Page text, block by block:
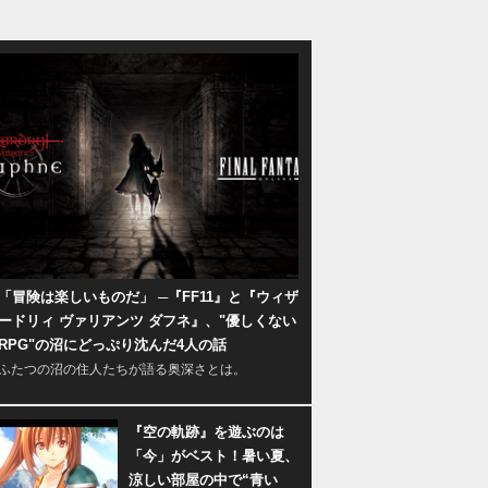
冒険は楽しいものだ」 ─『FF11』と『ウィザ
ドリィ ヴァリアンツ ダフネ』、"優しくない
の沼にどっぷり沈んだ4人の話
たつの沼の住人たちが語る奥深さとは。
『空の軌跡』を遊ぶのは
「今」がベスト！暑い夏、
涼しい部屋の中で“青い